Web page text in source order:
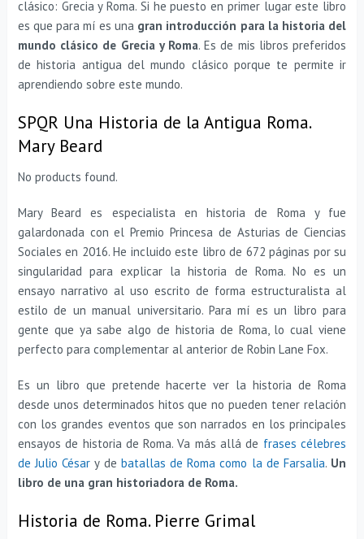
clásico: Grecia y Roma. Si he puesto en primer lugar este libro
es que para mí es una gran introducción para la historia del
mundo clásico de Grecia y Roma. Es de mis libros preferidos
de historia antigua del mundo clásico porque te permite ir
aprendiendo sobre este mundo.
SPQR Una Historia de la Antigua Roma.
Mary Beard
No products found.
Mary Beard es especialista en historia de Roma y fue
galardonada con el Premio Princesa de Asturias de Ciencias
Sociales en 2016. He incluido este libro de 672 páginas por su
singularidad para explicar la historia de Roma. No es un
ensayo narrativo al uso escrito de forma estructuralista al
estilo de un manual universitario. Para mí es un libro para
gente que ya sabe algo de historia de Roma, lo cual viene
perfecto para complementar al anterior de Robin Lane Fox.
Es un libro que pretende hacerte ver la historia de Roma
desde unos determinados hitos que no pueden tener relación
con los grandes eventos que son narrados en los principales
ensayos de historia de Roma. Va más allá de frases célebres
de Julio César y de batallas de Roma como la de Farsalia. Un
libro de una gran historiadora de Roma.
Historia de Roma. Pierre Grimal